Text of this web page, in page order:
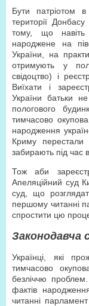
Бути патріотом
території
тому, що
народжене на
України, на
отримують у
свідоцтво) і
Виїхати і
України батьки
пологового
тимчасово
народження
Криму перестали
забирають під час
Тож аби
Апеляційний суд
суд, що
першому читанні
спростити цю
Законодавча
Українці, які
тимчасово
безліччю
фактів
читанні